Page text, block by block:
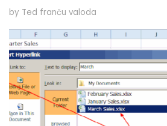
by Ted franču valoda